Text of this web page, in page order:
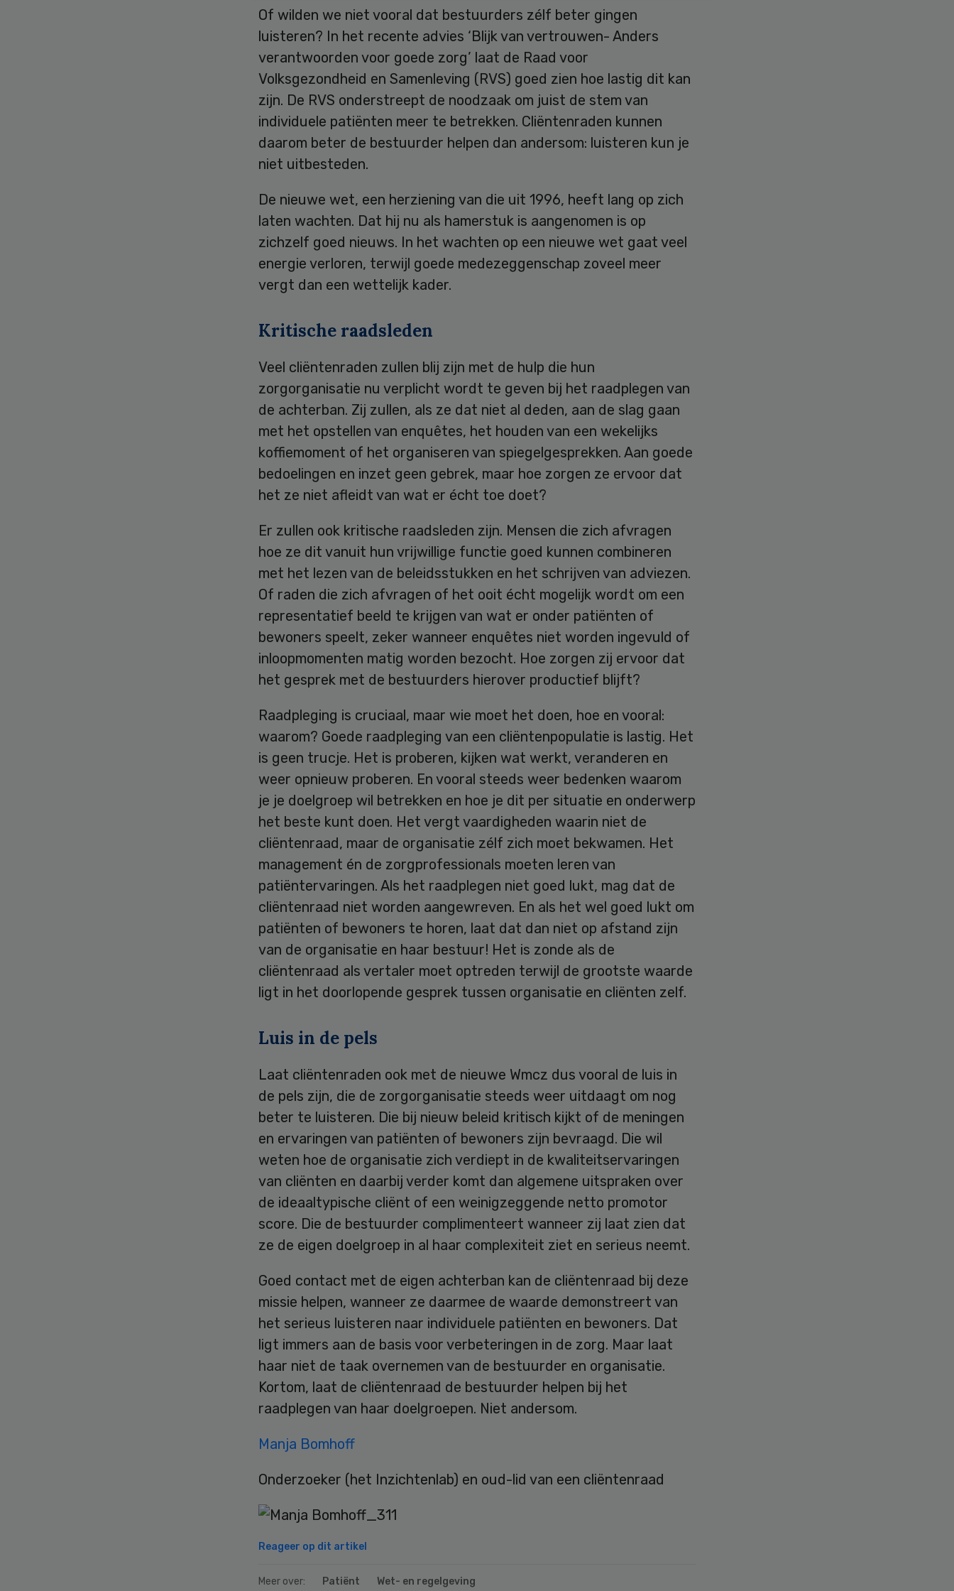
Of wilden we niet vooral dat bestuurders zélf beter gingen
luisteren? In het recente advies ‘Blijk van vertrouwen- Anders
verantwoorden voor goede zorg’ laat de Raad voor
Volksgezondheid en Samenleving (RVS) goed zien hoe lastig dit kan
zijn. De RVS onderstreept de noodzaak om juist de stem van
individuele patiënten meer te betrekken. Cliëntenraden kunnen
daarom beter de bestuurder helpen dan andersom: luisteren kun je
niet uitbesteden.
De nieuwe wet, een herziening van die uit 1996, heeft lang op zich
laten wachten. Dat hij nu als hamerstuk is aangenomen is op
zichzelf goed nieuws. In het wachten op een nieuwe wet gaat veel
energie verloren, terwijl goede medezeggenschap zoveel meer
vergt dan een wettelijk kader.
Kritische raadsleden
Veel cliëntenraden zullen blij zijn met de hulp die hun
zorgorganisatie nu verplicht wordt te geven bij het raadplegen van
de achterban. Zij zullen, als ze dat niet al deden, aan de slag gaan
met het opstellen van enquêtes, het houden van een wekelijks
koffiemoment of het organiseren van spiegelgesprekken. Aan goede
bedoelingen en inzet geen gebrek, maar hoe zorgen ze ervoor dat
het ze niet afleidt van wat er écht toe doet?
Er zullen ook kritische raadsleden zijn. Mensen die zich afvragen
hoe ze dit vanuit hun vrijwillige functie goed kunnen combineren
met het lezen van de beleidsstukken en het schrijven van adviezen.
Of raden die zich afvragen of het ooit écht mogelijk wordt om een
representatief beeld te krijgen van wat er onder patiënten of
bewoners speelt, zeker wanneer enquêtes niet worden ingevuld of
inloopmomenten matig worden bezocht. Hoe zorgen zij ervoor dat
het gesprek met de bestuurders hierover productief blijft?
Raadpleging is cruciaal, maar wie moet het doen, hoe en vooral:
waarom? Goede raadpleging van een cliëntenpopulatie is lastig. Het
is geen trucje. Het is proberen, kijken wat werkt, veranderen en
weer opnieuw proberen. En vooral steeds weer bedenken waarom
je je doelgroep wil betrekken en hoe je dit per situatie en onderwerp
het beste kunt doen. Het vergt vaardigheden waarin niet de
cliëntenraad, maar de organisatie zélf zich moet bekwamen. Het
management én de zorgprofessionals moeten leren van
patiëntervaringen. Als het raadplegen niet goed lukt, mag dat de
cliëntenraad niet worden aangewreven. En als het wel goed lukt om
patiënten of bewoners te horen, laat dat dan niet op afstand zijn
van de organisatie en haar bestuur! Het is zonde als de
cliëntenraad als vertaler moet optreden terwijl de grootste waarde
ligt in het doorlopende gesprek tussen organisatie en cliënten zelf.
Luis in de pels
Laat cliëntenraden ook met de nieuwe Wmcz dus vooral de luis in
de pels zijn, die de zorgorganisatie steeds weer uitdaagt om nog
beter te luisteren. Die bij nieuw beleid kritisch kijkt of de meningen
en ervaringen van patiënten of bewoners zijn bevraagd. Die wil
weten hoe de organisatie zich verdiept in de kwaliteitservaringen
van cliënten en daarbij verder komt dan algemene uitspraken over
de ideaaltypische cliënt of een weinigzeggende netto promotor
score. Die de bestuurder complimenteert wanneer zij laat zien dat
ze de eigen doelgroep in al haar complexiteit ziet en serieus neemt.
Goed contact met de eigen achterban kan de cliëntenraad bij deze
missie helpen, wanneer ze daarmee de waarde demonstreert van
het serieus luisteren naar individuele patiënten en bewoners. Dat
ligt immers aan de basis voor verbeteringen in de zorg. Maar laat
haar niet de taak overnemen van de bestuurder en organisatie.
Kortom, laat de cliëntenraad de bestuurder helpen bij het
raadplegen van haar doelgroepen. Niet andersom.
Manja Bomhoff
Onderzoeker (het Inzichtenlab) en oud-lid van een cliëntenraad
Reageer op dit artikel
Meer over: Patiënt Wet- en regelgeving